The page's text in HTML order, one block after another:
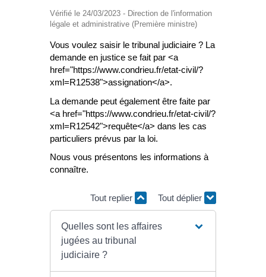
Vérifié le 24/03/2023 - Direction de l'information
légale et administrative (Première ministre)
Vous voulez saisir le tribunal judiciaire ? La
demande en justice se fait par <a
href="https://www.condrieu.fr/etat-civil/?
xml=R12538">assignation</a>.
La demande peut également être faite par
<a href="https://www.condrieu.fr/etat-civil/?
xml=R12542">requête</a> dans les cas
particuliers prévus par la loi.
Nous vous présentons les informations à
connaître.
Tout replier Tout déplier
Quelles sont les affaires
jugées au tribunal
judiciaire ?